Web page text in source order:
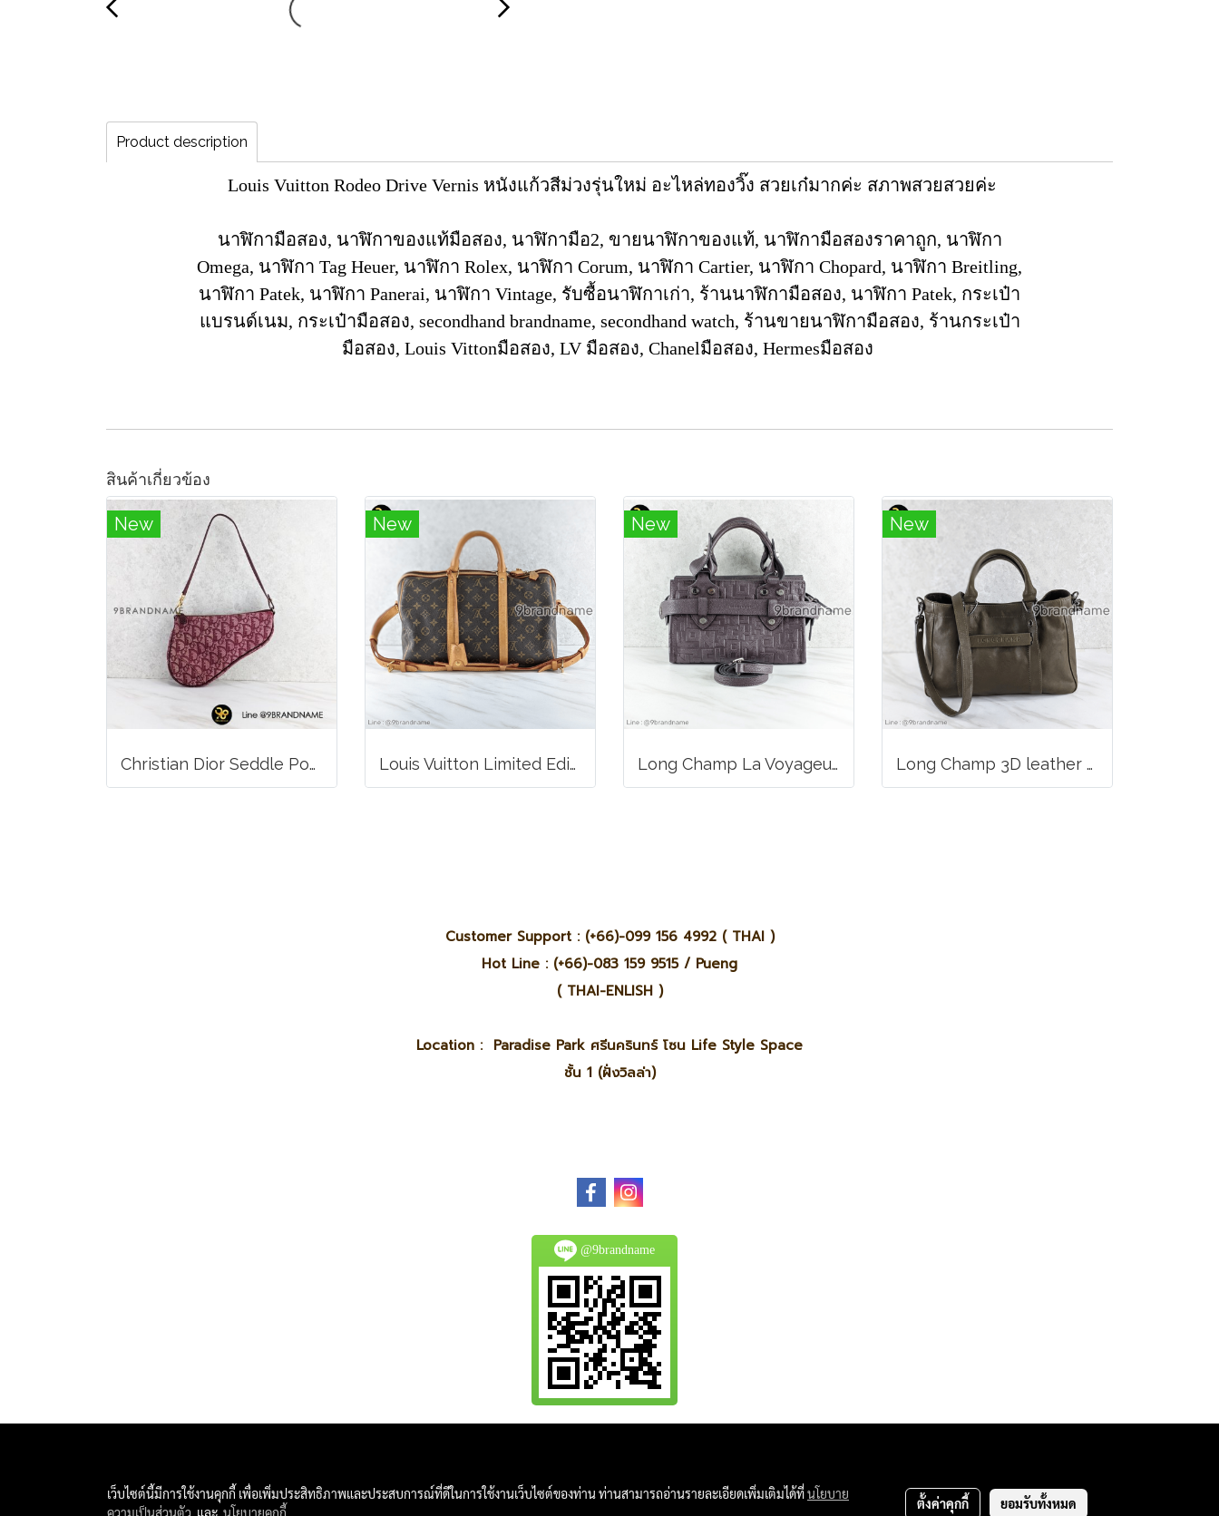
Product description
Louis Vuitton Rodeo Drive Vernis หนังแก้วสีม่วงรุ่นใหม่ อะไหล่ทองวิ๊ง สวยเก๋มากค่ะ สภาพสวยสวยค่ะ
นาฬิกามือสอง, นาฬิกาของแท้มือสอง, นาฬิกามือ2, ขายนาฬิกาของแท้, นาฬิกามือสองราคาถูก, นาฬิกา
Omega, นาฬิกา Tag Heuer, นาฬิกา Rolex, นาฬิกา Corum, นาฬิกา Cartier, นาฬิกา Chopard, นาฬิกา Breitling,
นาฬิกา Patek, นาฬิกา Panerai, นาฬิกา Vintage, รับซื้อนาฬิกาเก่า, ร้านนาฬิกามือสอง, นาฬิกา Patek, กระเป๋า
แบรนด์เนม, กระเป๋ามือสอง, secondhand brandname, secondhand watch, ร้านขายนาฬิกามือสอง, ร้านกระเป๋า
มือสอง, Louis Vittonมือสอง, LV มือสอง, Chanelมือสอง, Hermesมือสอง
สินค้าเกี่ยวข้อง
New
Christian Dior Seddle Pouch Accessory Hand Bag
New
Louis Vuitton Limited Edition Monogram Canvas Sofia Coppola SC Bag
New
Long Champ La Voyageuse Bag Leather
New
Long Champ 3D leather handbag
Customer Support : (+66)-099 156 4992 ( THAI )
Hot Line : (+66)-083 159 9515 / Pueng
( THAI-ENLISH )
Location : Paradise Park ศรีนครินทร์ โซน Life Style Space
ชั้น 1 (ฝั่งวิลล่า)
@9brandname
All Photo in this website were taken by 9Brandname's Team.
เว็บไซต์นี้มีการใช้งานคุกกี้ เพื่อเพิ่มประสิทธิภาพและประสบการณ์ที่ดีในการใช้งานเว็บไซต์ของท่าน ท่านสามารถอ่านรายละเอียดเพิ่มเติมได้ที่นโยบาย
ความเป็นส่วนตัว และ นโยบายคุกกี้
ตั้งค่าคุกกี้ ยอมรับทั้งหมด